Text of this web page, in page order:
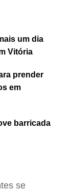
um dia
Vitória
prender
em
barricada
se